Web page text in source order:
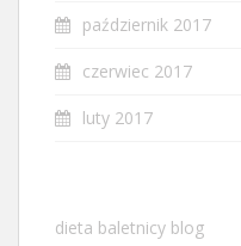
październik 2017
czerwiec 2017
luty 2017
dieta baletnicy blog